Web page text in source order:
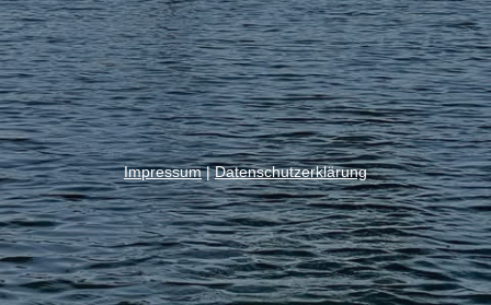
Impressum|Datenschutzerklärung